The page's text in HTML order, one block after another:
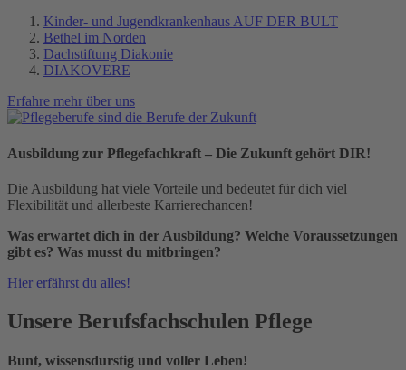
Kinder- und Jugendkrankenhaus AUF DER BULT
Bethel im Norden
Dachstiftung Diakonie
DIAKOVERE
Erfahre mehr über uns
Ausbildung zur Pflegefachkraft – Die Zukunft gehört DIR!
Die Ausbildung hat viele Vorteile und bedeutet für dich viel
Flexibilität und allerbeste Karrierechancen!
Was erwartet dich in der Ausbildung? Welche Voraussetzungen
gibt es? Was musst du mitbringen?
Hier erfährst du alles!
Unsere Berufsfachschulen Pflege
Bunt, wissensdurstig und voller Leben!